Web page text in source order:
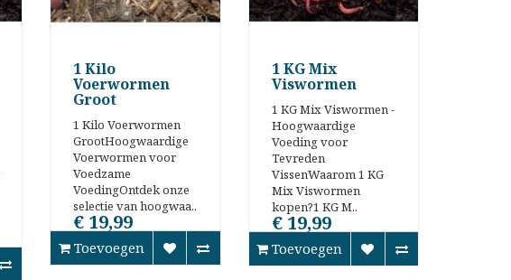
1 Kilo
Voerwormen
Groot
1 Kilo Voerwormen
GrootHoogwaardige
Voerwormen voor
Voedzame
VoedingOntdek onze
selectie van hoogwaa..
€ 19,99
Toevoegen
1 KG Mix
Viswormen
1 KG Mix Viswormen -
Hoogwaardige
Voeding voor
Tevreden
VissenWaarom 1 KG
Mix Viswormen
kopen?1 KG M..
€ 19,99
Toevoegen